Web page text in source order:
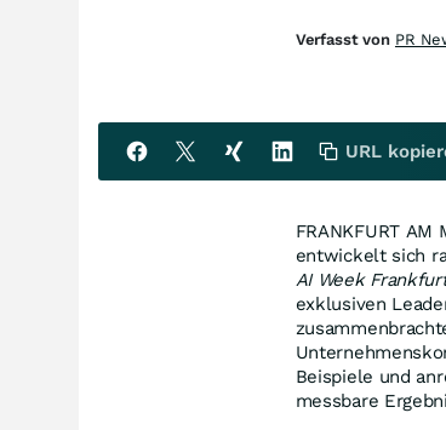
FRANKFURTAM
entwickelt sich
AI Week
exklusiven
Beispiele und
messbare
Verfasst von PR
URL